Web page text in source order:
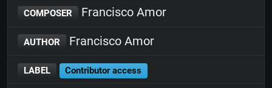
COMPOSER Francisco Amor
AUTHOR Francisco Amor
LABEL Contributor access